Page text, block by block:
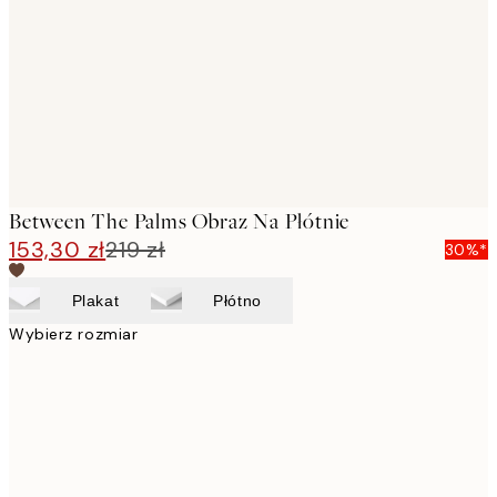
Between The Palms Obraz Na Płótnie
153,30 zł219 zł 30%*
Plakat Płótno
Wybierz rozmiar